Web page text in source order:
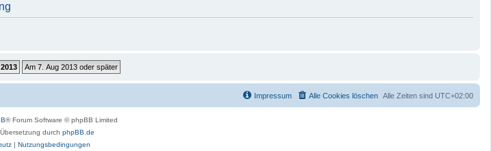
Alle Zeiten sind UTC+02:00
Alle Cookies löschen
Impressum
® Forum Software © phpBB Limited
durch phpBB.de
| Nutzungsbedingungen